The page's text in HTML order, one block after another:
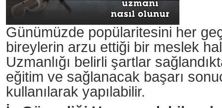
Günümüzde popülaritesini her
bireylerin arzu ettiği bir meslek
Uzmanlığı belirli şartlar
eğitim ve sağlanacak başarı
kullanılarak yapılabilir.